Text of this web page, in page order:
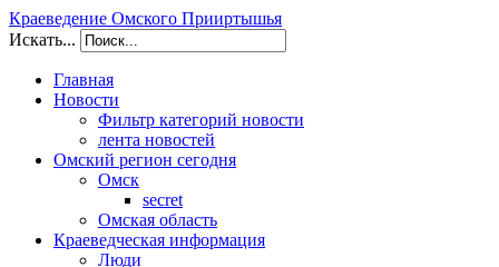
Краеведение Омского Прииртышья
Искать...
Главная
Новости
Фильтр категорий новости
лента новостей
Омский регион сегодня
Омск
secret
Омская область
Краеведческая информация
Люди